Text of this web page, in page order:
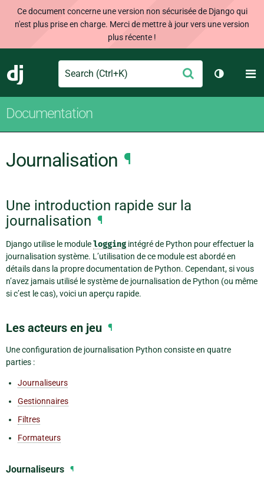
Ce document concerne une version non sécurisée de Django qui
n'est plus prise en charge. Merci de mettre à jour vers une version
plus récente !
Django
Search Envoyer
Changer
Documentation
Journalisation ¶
Une introduction rapide sur la
journalisation ¶
Django utilise le modulelogging intégré de Python pour effectuer la
journalisation système. L’utilisation de ce module est abordé en
détails dans la propre documentation de Python. Cependant, si vous
n’avez jamais utilisé le système de journalisation de Python (ou même
si c’est le cas), voici un aperçu rapide.
Les acteurs en jeu ¶
Une configuration de journalisation Python consiste en quatre
parties :
Journaliseurs
Gestionnaires
Filtres
Formateurs
Journaliseurs ¶